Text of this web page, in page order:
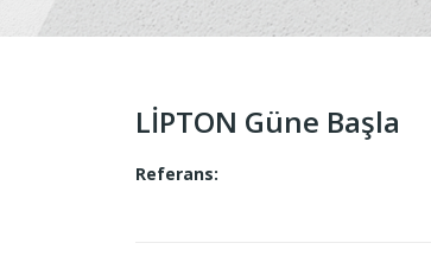
LİPTON Güne Başla
Referans: